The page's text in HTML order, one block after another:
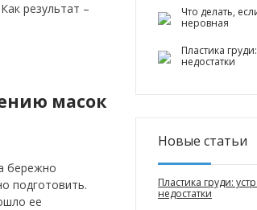
результат –
масок
бережно
подготовить.
ее
Что делать,
неровная
Пластика
недостатки
Новые статьи
Пластика груди:
недостатки